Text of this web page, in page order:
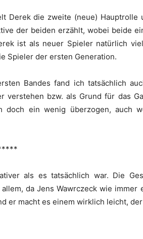
Derek die zweite (neue)
der beiden erzählt, wobei beide
ist als neuer Spieler natürlich
Spieler der ersten Generation.
Bandes fand ich tatsächlich
verstehen bzw. als Grund für das
doch ein wenig überzogen, auch
als es tatsächlich war. Die
da Jens Wawrczeck wie
er macht es einem wirklich leicht,